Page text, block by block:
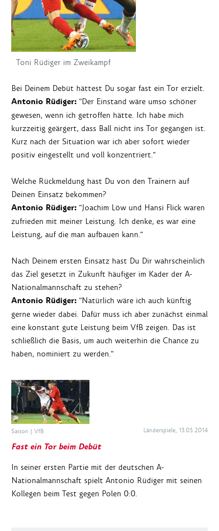
Toni Rüdiger im Zweikampf
Bei Deinem Debüt hättest Du sogar fast ein Tor erzielt.
Antonio Rüdiger: "Der Einstand wäre umso schöner
gewesen, wenn ich getroffen hätte. Ich habe mich
kurzzeitig geärgert, dass Ball nicht ins Tor gegangen ist.
Kurz nach der Situation war ich aber sofort wieder
positiv eingestellt und voll konzentriert."
Welche Rückmeldung hast Du von den Trainern auf
Deinen Einsatz bekommen?
Antonio Rüdiger: "Joachim Löw und Hansi Flick waren
zufrieden mit meiner Leistung. Ich denke, es war eine
Leistung, auf die man aufbauen kann."
Nach Deinem ersten Einsatz hast Du Dir wahrscheinlich
das Ziel gesetzt in Zukunft häufiger im Kader der A-
Nationalmannschaft zu stehen?
Antonio Rüdiger: "Natürlich wäre ich auch künftig
gerne wieder dabei. Dafür muss ich aber zunächst einmal
eine konstant gute Leistung beim VfB zeigen. Das ist
schließlich die Basis, um auch weiterhin die Chance zu
haben, nominiert zu werden."
Saison | VfB Länderspiele, 13.05.2014
Fast ein Tor beim Debüt
In seiner ersten Partie mit der deutschen A-
Nationalmannschaft spielt Antonio Rüdiger mit seinen
Kollegen beim Test gegen Polen 0:0.